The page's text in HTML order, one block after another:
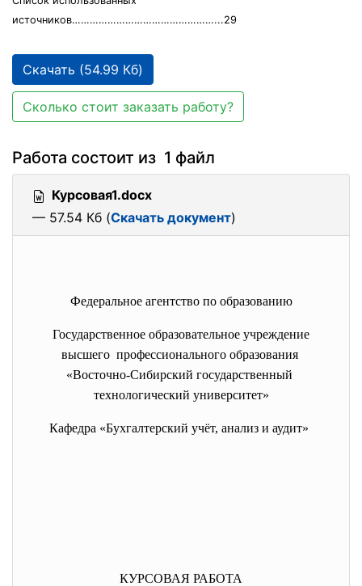
источников…………………………………………...29
Скачать (54.99 Кб)
Сколько стоит заказать работу?
Работа состоит из 1 файл
Курсовая1.docx
— 57.54 Кб (Скачать документ)
Федеральное агентство по образованию
Государственное образовательное учреждение
высшего профессионального образования
«Восточно-Сибирский государственный
технологический университет»
Кафедра «Бухгалтерский учёт, анализ и аудит»
КУРСОВАЯ РАБОТА